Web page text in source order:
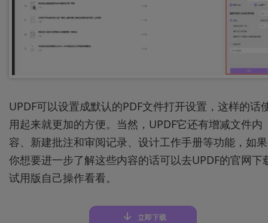
UPDF可以设置成默认的PDF文件打开设置，这样的话
用起来就更加的方便。当然，UPDF它还有增减文件内
容、新建批注和审阅记录、设计工作手册等功能，如果
你想要进一步了解这些内容的话可以去UPDF的官网下
试用版自己操作看看。
立即下载